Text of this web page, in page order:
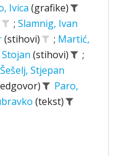
Ivica (grafike)
; Slamnig, Ivan
(stihovi) ; Martić,
(stihovi)
;
Šešelj, Stjepan
Paro,
(tekst)